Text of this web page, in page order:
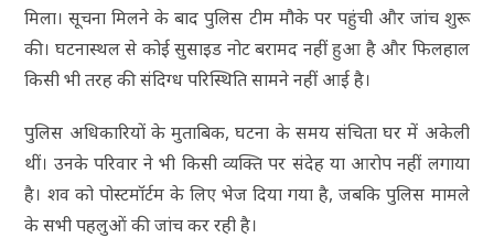
मिला। सूचना मिलने के बाद पुलिस टीम मौके पर पहुंची और जांच शुरू
की। घटनास्थल से कोई सुसाइड नोट बरामद नहीं हुआ है और फिलहाल
किसी भी तरह की संदिग्ध परिस्थिति सामने नहीं आई है।
पुलिस अधिकारियों के मुताबिक, घटना के समय संचिता घर में अकेली
थीं। उनके परिवार ने भी किसी व्यक्ति पर संदेह या आरोप नहीं लगाया
है। शव को पोस्टमॉर्टम के लिए भेज दिया गया है, जबकि पुलिस मामले
के सभी पहलुओं की जांच कर रही है।